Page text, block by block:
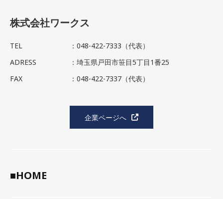
株式会社ワークス
TEL
：048-422-7333（代表）
ADRESS
：埼玉県戸田市笹目5丁目1番25
FAX
：048-422-7337（代表）
企業ページへ
■HOME